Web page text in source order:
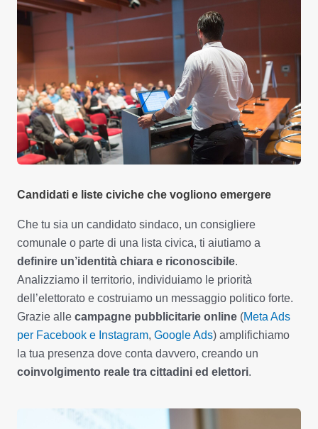
Candidati e liste civiche che vogliono emergere
Che tu sia un candidato sindaco, un consigliere
comunale o parte di una lista civica, ti aiutiamo a
definire un’identità chiara e riconoscibile.
Analizziamo il territorio, individuiamo le priorità
dell’elettorato e costruiamo un messaggio politico forte.
Grazie alle campagne pubblicitarie online (Meta Ads
per Facebook e Instagram, Google Ads) amplifichiamo
la tua presenza dove conta davvero, creando un
coinvolgimento reale tra cittadini ed elettori.